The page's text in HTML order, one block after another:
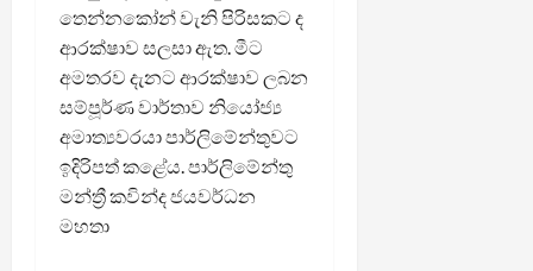
තෙන්නකෝන් වැනි පිරිසකට ද
ආරක්ෂාව සලසා ඇත. මීට
අමතරව දැනට ආරක්ෂාව ලබන
සම්පූර්ණ වාර්තාව නියෝජ්‍ය
අමාත්‍යවරයා පාර්ලිමේන්තුවට
ඉදිරිපත් කළේය. පාර්ලිමේන්තු
මන්ත්‍රී කවින්ද ජයවර්ධන
මහතා